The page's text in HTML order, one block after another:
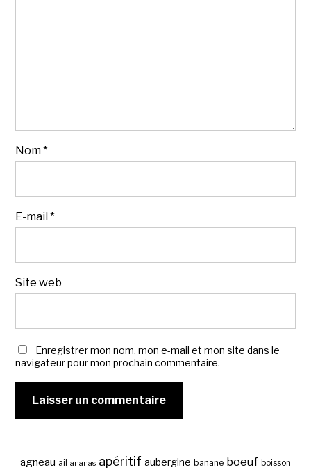
Nom*
E-mail*
Site web
Enregistrer mon nom, mon e-mail et mon site dans le
navigateur pour mon prochain commentaire.
agneau ail ananas apéritif aubergine banane boeuf boisson